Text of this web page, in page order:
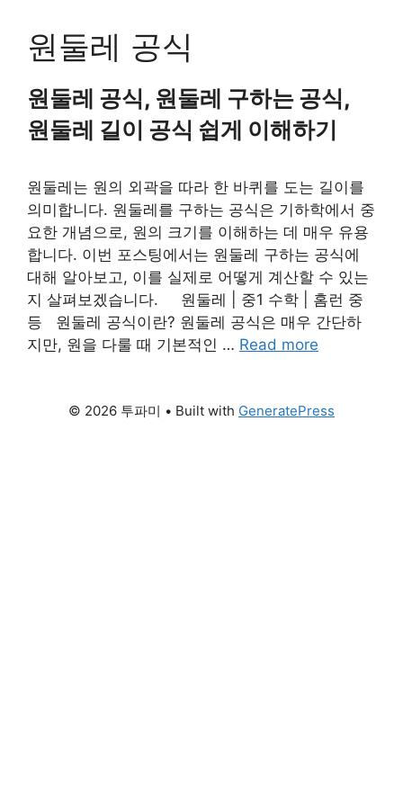
content원둘레 공식
원둘레 공식, 원둘레 구하는 공식,
원둘레 길이 공식 쉽게 이해하기
원둘레는 원의 외곽을 따라 한 바퀴를 도는 길이를
의미합니다. 원둘레를 구하는 공식은 기하학에서 중
요한 개념으로, 원의 크기를 이해하는 데 매우 유용
합니다. 이번 포스팅에서는 원둘레 구하는 공식에
대해 알아보고, 이를 실제로 어떻게 계산할 수 있는
지 살펴보겠습니다. 원둘레 | 중1 수학 | 홈런 중
등 원둘레 공식이란? 원둘레 공식은 매우 간단하
지만, 원을 다룰 때 기본적인 … Read more
© 2026 투파미 • Built with GeneratePress